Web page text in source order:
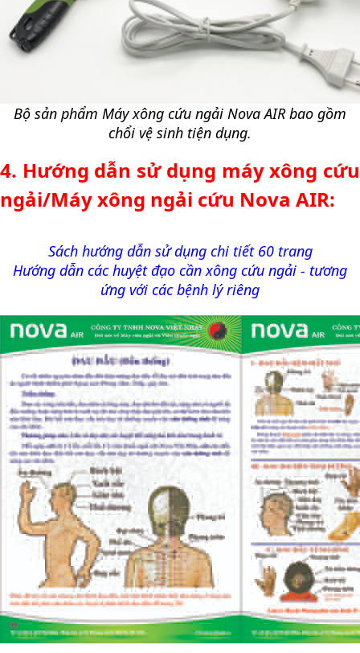
Bộ sản phẩm Máy xông cứu ngải Nova AIR bao gồm
chổi vệ sinh tiện dụng.
4. Hướng dẫn sử dụng máy xông cứu
ngải/Máy xông ngải cứu Nova AIR:
Sách hướng dẫn sử dụng chi tiết 60 trang
Hướng dẫn các huyệt đạo cần xông cứu ngải - tương
ứng với các bệnh lý riêng